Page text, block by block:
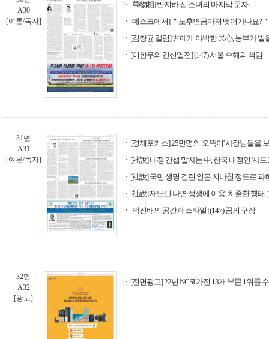
A30
[여론/독자]
[萬物相] 반지하 집 소녀의 마지막 문자
[데스크에서] ＂노후연금마저 뺏어가나요?＂
[김창균 칼럼] 尹에게 야박한 民心, 농부가 밭
[이한우의 간신열전] (147) 서울 수해의 책임
31면
A31
[여론/독자]
[경제포커스] 25만명의 '오뚝이' 사장님들을
[社說] 내정 간섭 말자는 中, 한국 내정인 '사드
[社說] 국민 생명 걸린 일은 지나칠 정도로 과
[社說] 재난만 나면 정쟁에 이용, 치졸한 행태
[박진배의 공간과 스타일] (147) 꿈의 구장
32면
A32
[광고]
[전면광고] 22년 NCSI 가전 13개 부문 1위를